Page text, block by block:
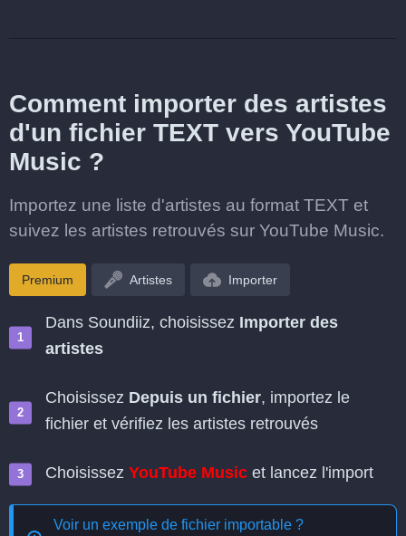
Comment importer des artistes
d'un fichier TEXT vers YouTube
Music ?
Importez une liste d'artistes au format TEXT et
suivez les artistes retrouvés sur YouTube Music.
Premium Artistes Importer
Dans Soundiiz, choisissez Importer des
artistes
Choisissez Depuis un fichier, importez le
fichier et vérifiez les artistes retrouvés
Choisissez YouTube Music et lancez l'import
Voir un exemple de fichier importable ?